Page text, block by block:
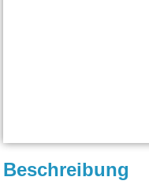
Beschreibung